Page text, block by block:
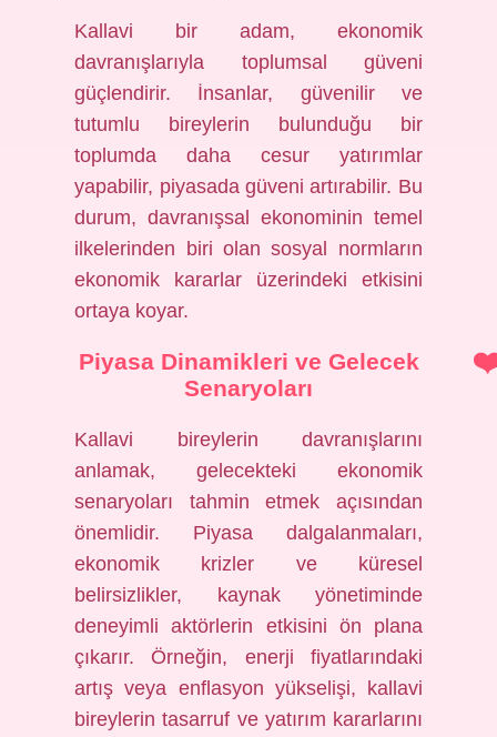
Kallavi bir adam, ekonomik
davranışlarıyla toplumsal güveni
güçlendirir. İnsanlar, güvenilir ve
tutumlu bireylerin bulunduğu bir
toplumda daha cesur yatırımlar
yapabilir, piyasada güveni artırabilir. Bu
durum, davranışsal ekonominin temel
ilkelerinden biri olan sosyal normların
ekonomik kararlar üzerindeki etkisini
ortaya koyar.
Piyasa Dinamikleri ve Gelecek
Senaryoları
Kallavi bireylerin davranışlarını
anlamak, gelecekteki ekonomik
senaryoları tahmin etmek açısından
önemlidir. Piyasa dalgalanmaları,
ekonomik krizler ve küresel
belirsizlikler, kaynak yönetiminde
deneyimli aktörlerin etkisini ön plana
çıkarır. Örneğin, enerji fiyatlarındaki
artış veya enflasyon yükselişi, kallavi
bireylerin tasarruf ve yatırım kararlarını